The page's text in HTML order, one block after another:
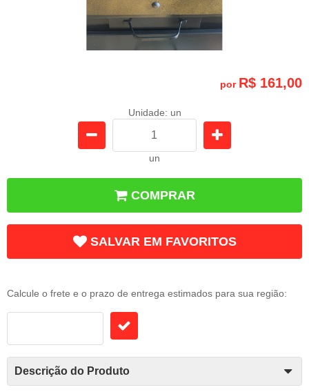
por R$ 161,00
Unidade: un
un
COMPRAR
SALVAR EM FAVORITOS
Calcule o frete e o prazo de entrega estimados para sua região:
Descrição do Produto